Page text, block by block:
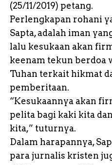
(25/11/2019) petang.
Perlengkapan rohani
Sapta, adalah iman
lalu kesukaan akan
keenam tekun berdoa
Tuhan terkait hikmat
pemberitaan.
“Kesukaannya akan
pelita bagi kaki kita
kita,” tuturnya.
Dalam harapannya,
para jurnalis kristen